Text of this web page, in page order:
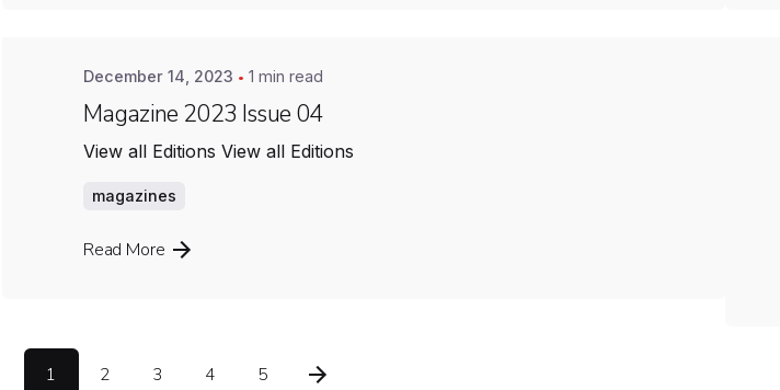
December 14, 2023 1 min read
Magazine 2023 Issue 04
View all Editions View all Editions
magazines
Read More
1 2 3 4 5